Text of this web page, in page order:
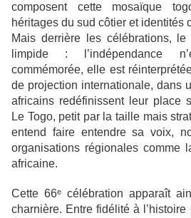
composent cette mosaïque
héritages du sud côtier et identités
Mais derrière les célébrations,
limpide : l’indépendance
commémorée, elle est
de projection internationale, dans
africains redéfinissent leur place
Le Togo, petit par la taille mais
entend faire entendre sa voix,
organisations régionales comme
africaine.
Cette 66ᵉ célébration apparaît
charnière. Entre fidélité à